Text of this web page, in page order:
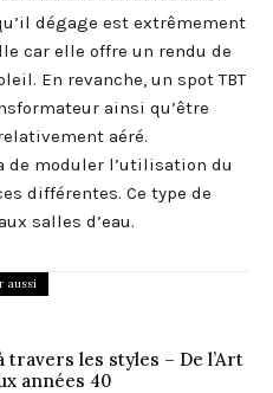
dégage est extrêmement
car elle offre un rendu de
En revanche, un spot TBT
ainsi qu’être
aéré.
de moduler l’utilisation du
différentes. Ce type de
salles d’eau.
aussi
travers les styles – De l’Art
années 40